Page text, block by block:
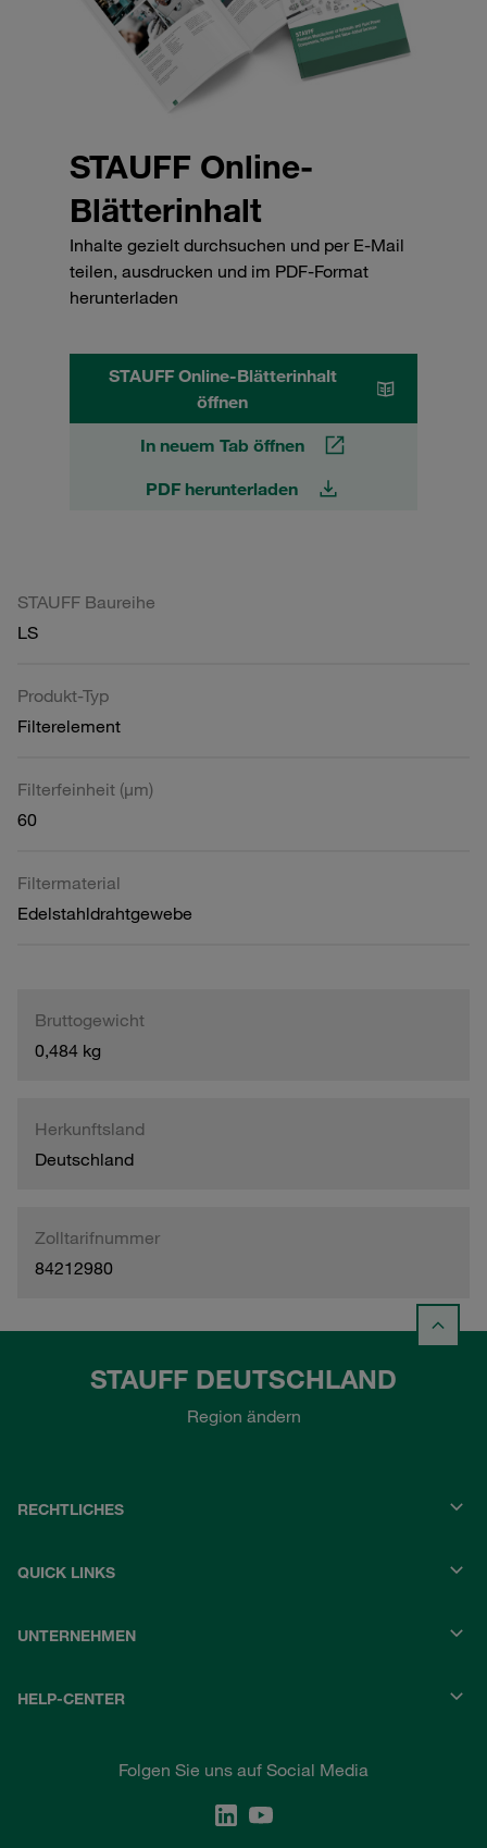
STAUFF Online-
Blätterinhalt
Inhalte gezielt durchsuchen und per E-Mail
teilen, ausdrucken und im PDF-Format
herunterladen
STAUFF Online-Blätterinhalt
öffnen
In neuem Tab öffnen
PDF herunterladen
STAUFF Baureihe
LS
Produkt-Typ
Filterelement
Filterfeinheit (µm)
60
Filtermaterial
Edelstahldrahtgewebe
Bruttogewicht
0,484 kg
Herkunftsland
Deutschland
Zolltarifnummer
84212980
STAUFF DEUTSCHLAND
Region ändern
RECHTLICHES
QUICK LINKS
UNTERNEHMEN
HELP-CENTER
Folgen Sie uns auf Social Media